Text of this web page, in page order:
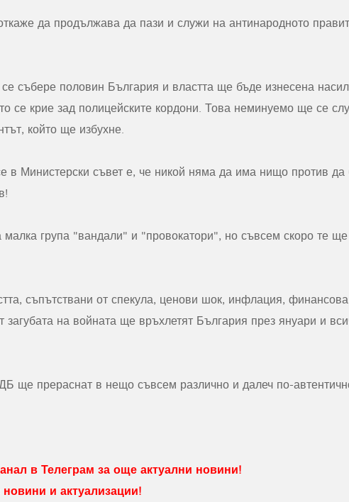
да продължава да пази и служи на антинародното
събере половин България и властта ще бъде изнесена
се крие зад полицейските кордони. Това неминуемо ще се
който ще избухне.
в Министерски съвет е, че никой няма да има нищо против да
група "вандали" и "провокатори", но съвсем скоро те ще
съпътствани от спекула, ценови шок, инфлация,
загубата на войната ще връхлетят България през януари и
ще прераснат в нещо съвсем различно и далеч по-
в Телеграм за още актуални новини!
и актуализации!